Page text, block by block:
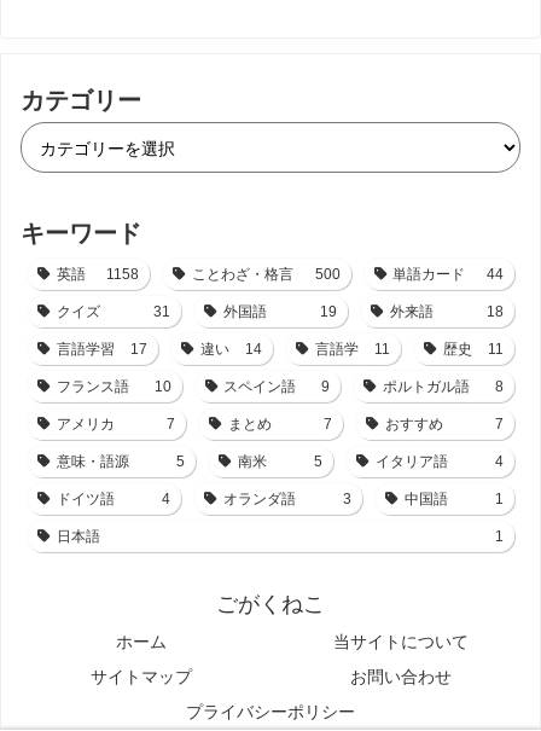
カテゴリー
キーワード
英語 1158 ことわざ・格言 500 単語カード 44
クイズ 31 外国語 19 外来語 18
言語学習 17 違い 14 言語学 11 歴史 11
フランス語 10 スペイン語 9 ポルトガル語 8
アメリカ 7 まとめ 7 おすすめ 7
意味・語源 5 南米 5 イタリア語 4
ドイツ語 4 オランダ語 3 中国語 1
日本語 1
ごがくねこ
ホーム
当サイトについて
サイトマップ
お問い合わせ
プライバシーポリシー